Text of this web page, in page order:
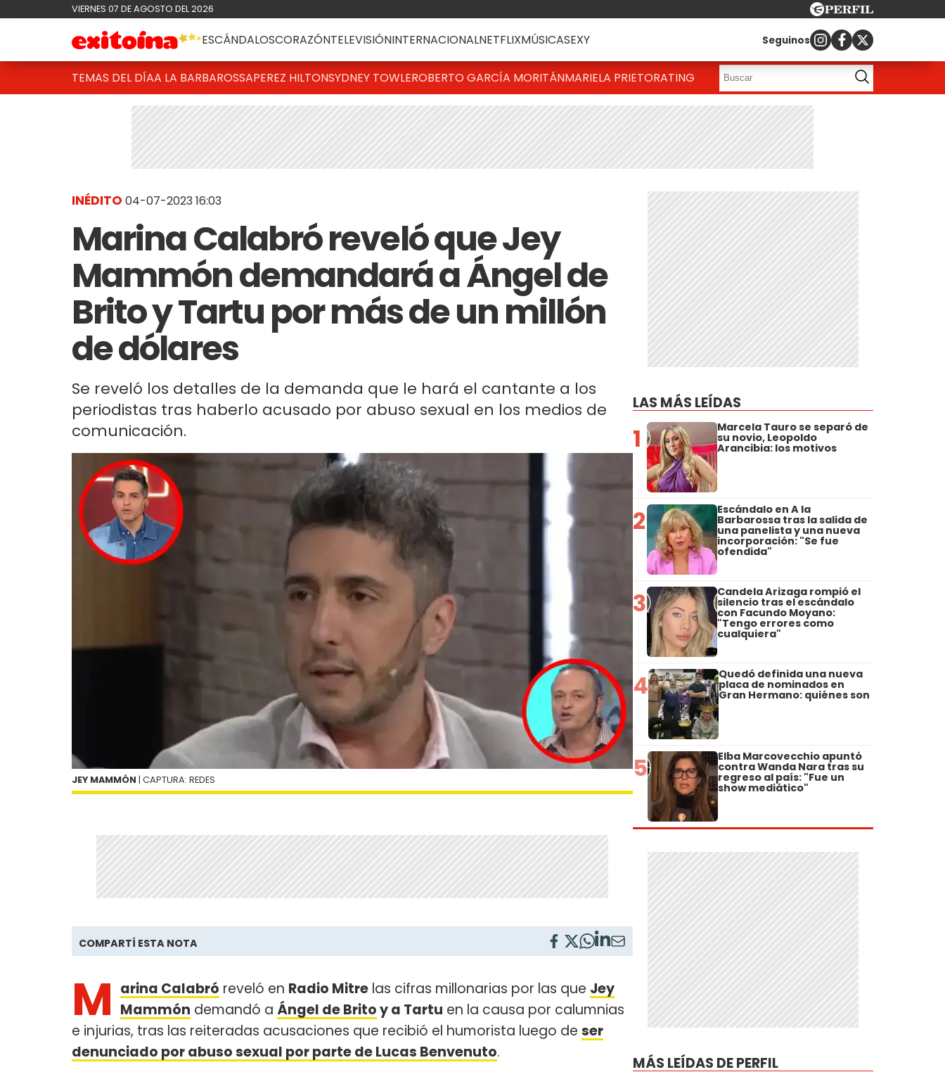
VIERNES 07 DE AGOSTO DEL 2026
ESCÁNDALOSCORAZÓNTELEVISIÓNINTERNACIONALNETFLIXMÚSICASEXY Seguinos
TEMAS DEL DÍAA LA BARBAROSSAPEREZ HILTONSYDNEY TOWLEROBERTO GARCÍA MORITÁNMARIELA PRIETORATING
INÉDITO 04-07-2023 16:03
Marina Calabró reveló que Jey
Mammón demandará a Ángel de
Brito y Tartu por más de un millón
de dólares
Se reveló los detalles de la demanda que le hará el cantante a los
periodistas tras haberlo acusado por abuso sexual en los medios de
comunicación.
JEY MAMMÓN | CAPTURA: REDES
COMPARTÍ ESTA NOTA
M arina Calabró reveló en Radio Mitre las cifras millonarias por las que Jey
Mammón demandó a Ángel de Britoy a Tartu en la causa por calumnias
e injurias, tras las reiteradas acusaciones que recibió el humorista luego de ser
denunciado por abuso sexual por parte de Lucas Benvenuto.
LAS MÁS LEÍDAS
1 Marcela Tauro se separó de
su novio, Leopoldo
Arancibia: los motivos
2 Escándalo en A la
Barbarossa tras la salida de
una panelista y una nueva
incorporación: "Se fue
ofendida"
3 Candela Arizaga rompió el
silencio tras el escándalo
con Facundo Moyano:
"Tengo errores como
cualquiera"
4 Quedó definida una nueva
placa de nominados en
Gran Hermano: quiénes son
5 Elba Marcovecchio apuntó
contra Wanda Nara tras su
regreso al país: "Fue un
show mediático"
MÁS LEÍDAS DE PERFIL